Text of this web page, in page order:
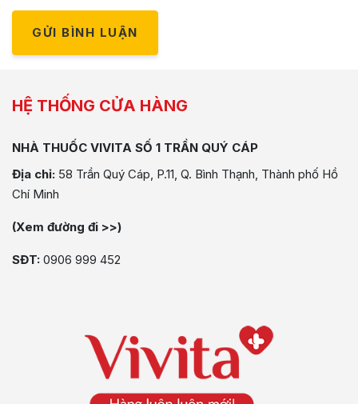
GỬI BÌNH LUẬN
HỆ THỐNG CỬA HÀNG
NHÀ THUỐC VIVITA SỐ 1 TRẦN QUÝ CÁP
Địa chỉ: 58 Trần Quý Cáp, P.11, Q. Bình Thạnh, Thành phố Hồ
Chí Minh
(Xem đường đi >>)
SĐT: 0906 999 452